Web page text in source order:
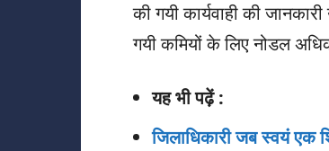
की गयी कार्यवाही की
गयी कमियों के लिए नोडल
यह भी पढ़ें :
जिलाधिकारी जब स्वयं एक